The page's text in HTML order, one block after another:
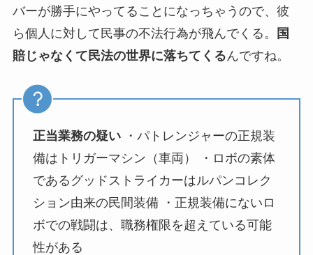
バーが勝手にやってることになっちゃうので、彼
ら個人に対して民事の不法行為が飛んでくる。
国
賠じゃなくて民法の世界に落ちてくるんですね。
正当業務の疑い・パトレンジャーの正規装
備はトリガーマシン（車両） ・ロボの素体
であるグッドストライカーはルパンコレク
ション由来の民間装備 ・正規装備にないロ
ボでの戦闘は、職務権限を超えている可能
性がある